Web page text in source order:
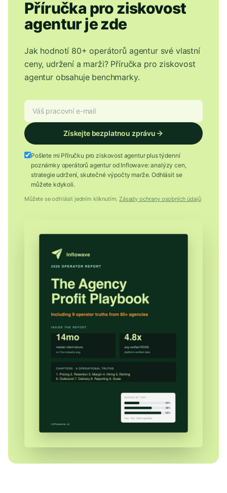
Příručka pro ziskovost
agentur je zde
Jak hodnotí 80+ operátorů agentur své vlastní
ceny, udržení a marži? Příručka pro ziskovost
agentur obsahuje benchmarky.
Získejte bezplatnou zprávu
Pošlete mi Příručku pro ziskovost agentur plus týdenní
poznámky operátorů agentur od Inflowave: analýzy cen,
strategie udržení, skutečné výpočty marže. Odhlásit se
můžete kdykoli.
Můžete se odhlásit jedním kliknutím. Zásady ochrany osobních údajů